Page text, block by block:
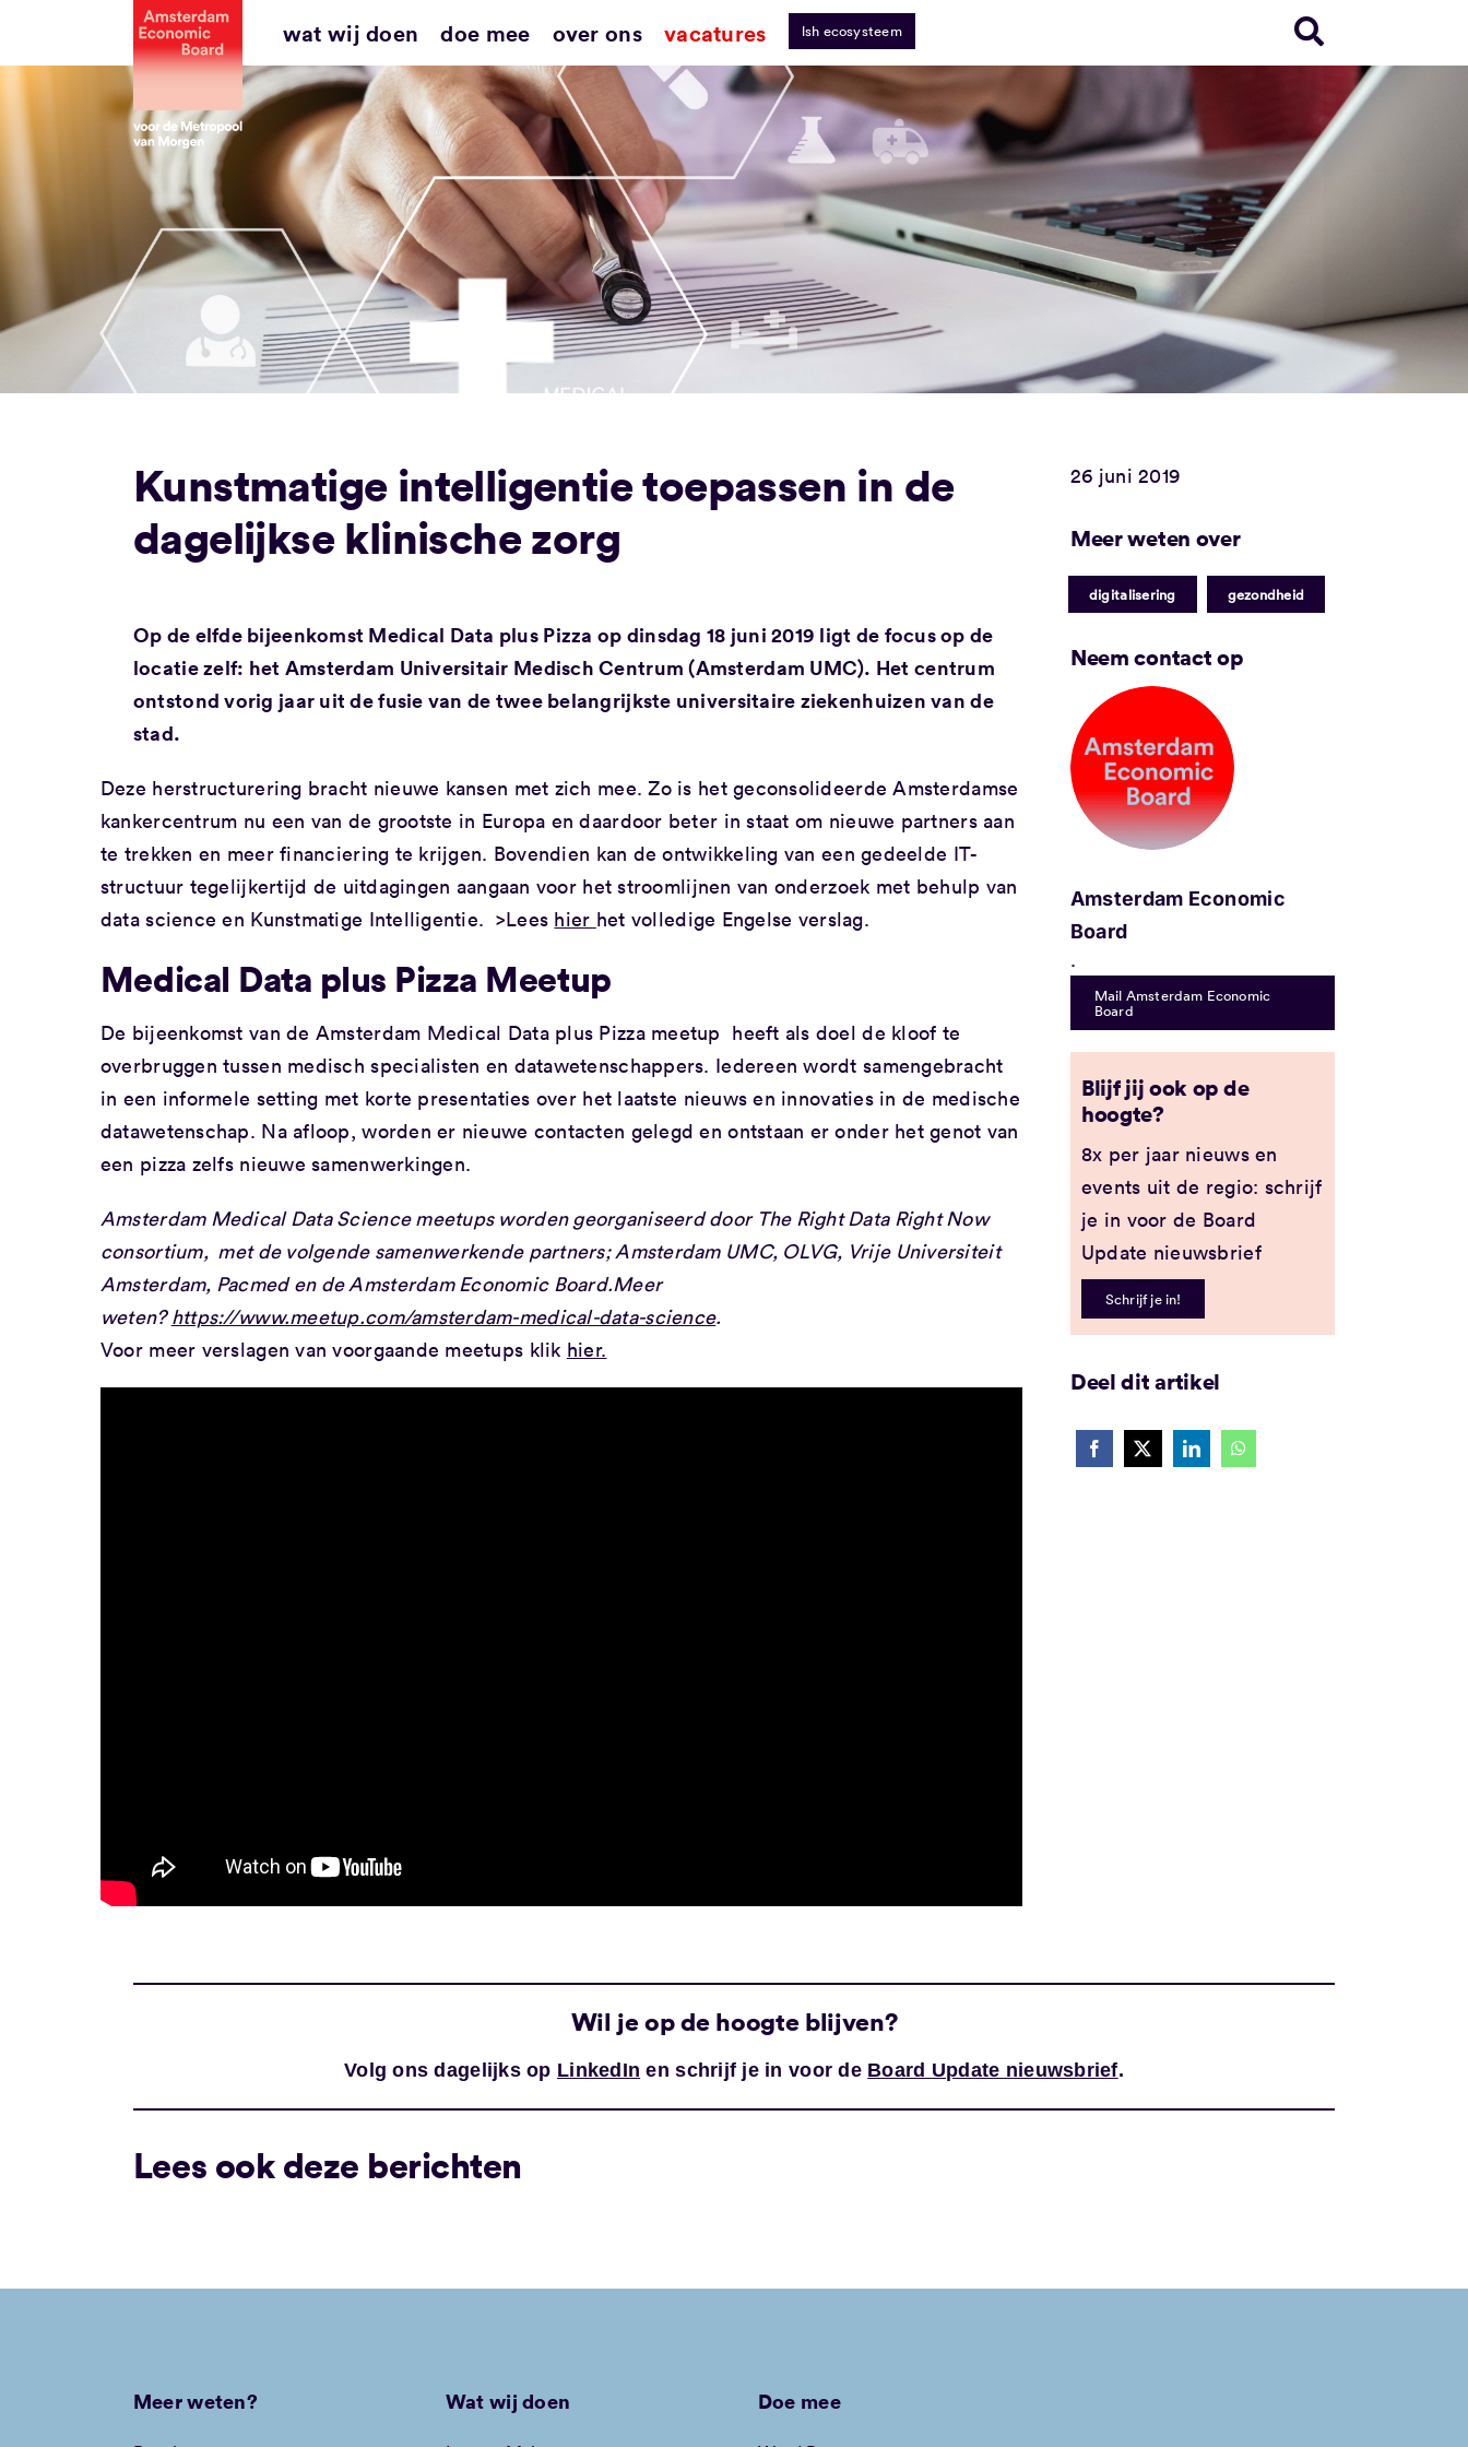
wat wij doen doe mee over ons vacatures lsh ecosysteem
Kunstmatige intelligentie toepassen in de
dagelijkse klinische zorg
Op de elfde bijeenkomst Medical Data plus Pizza op dinsdag 18 juni 2019 ligt de focus op de
locatie zelf: het Amsterdam Universitair Medisch Centrum (Amsterdam UMC). Het centrum
ontstond vorig jaar uit de fusie van de twee belangrijkste universitaire ziekenhuizen van de
stad.
Deze herstructurering bracht nieuwe kansen met zich mee. Zo is het geconsolideerde Amsterdamse
kankercentrum nu een van de grootste in Europa en daardoor beter in staat om nieuwe partners aan
te trekken en meer financiering te krijgen. Bovendien kan de ontwikkeling van een gedeelde IT-
structuur tegelijkertijd de uitdagingen aangaan voor het stroomlijnen van onderzoek met behulp van
data science en Kunstmatige Intelligentie. >Lees hier het volledige Engelse verslag.
Medical Data plus Pizza Meetup
De bijeenkomst van de Amsterdam Medical Data plus Pizza meetup heeft als doel de kloof te
overbruggen tussen medisch specialisten en datawetenschappers. Iedereen wordt samengebracht
in een informele setting met korte presentaties over het laatste nieuws en innovaties in de medische
datawetenschap. Na afloop, worden er nieuwe contacten gelegd en ontstaan er onder het genot van
een pizza zelfs nieuwe samenwerkingen.
Amsterdam Medical Data Science meetups worden georganiseerd door The Right Data Right Now
consortium, met de volgende samenwerkende partners; Amsterdam UMC, OLVG, Vrije Universiteit
Amsterdam, Pacmed en de Amsterdam Economic Board.Meer
weten?https://www.meetup.com/amsterdam-medical-data-science.
Voor meer verslagen van voorgaande meetups klik hier.
26 juni 2019
Meer weten over
digitalisering gezondheid
Neem contact op
Amsterdam Economic
Board
.
Mail Amsterdam Economic
Board
Blijf jij ook op de
hoogte?
8x per jaar nieuws en
events uit de regio: schrijf
je in voor de Board
Update nieuwsbrief
Schrijf je in!
Deel dit artikel
Wil je op de hoogte blijven?
Volg ons dagelijks op LinkedIn en schrijf je in voor de Board Update nieuwsbrief.
Lees ook deze berichten
Meer weten? Wat wij doen Doe mee